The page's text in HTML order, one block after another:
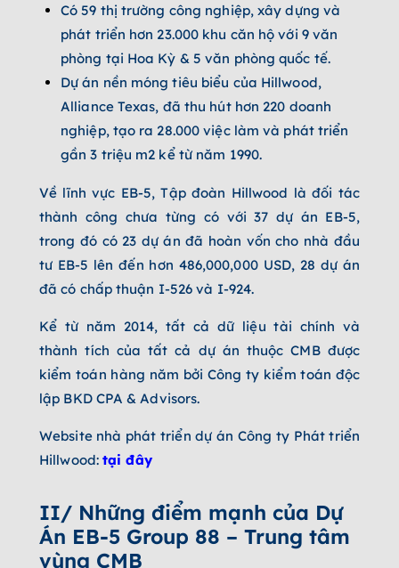
Có 59 thị trường công nghiệp, xây dựng và
phát triển hơn 23.000 khu căn hộ với 9 văn
phòng tại Hoa Kỳ & 5 văn phòng quốc tế.
Dự án nền móng tiêu biểu của Hillwood,
Alliance Texas, đã thu hút hơn 220 doanh
nghiệp, tạo ra 28.000 việc làm và phát triển
gần 3 triệu m2 kể từ năm 1990.
Về lĩnh vực EB-5, Tập đoàn Hillwood là đối tác
thành công chưa từng có với 37 dự án EB-5,
trong đó có 23 dự án đã hoàn vốn cho nhà đầu
tư EB-5 lên đến hơn 486,000,000 USD, 28 dự án
đã có chấp thuận I-526 và I-924.
Kể từ năm 2014, tất cả dữ liệu tài chính và
thành tích của tất cả dự án thuộc CMB được
kiểm toán hàng năm bởi Công ty kiểm toán độc
lập BKD CPA & Advisors.
Website nhà phát triển dự án Công ty Phát triển
Hillwood: tại đây
II/ Những điểm mạnh của Dự
Án EB-5 Group 88 – Trung tâm
vùng CMB